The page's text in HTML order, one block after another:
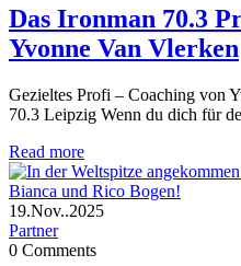
Das Ironman 70.3
Yvonne Van Vlerken
Gezieltes Profi – Coaching von
70.3 Leipzig Wenn du dich für
Read more
19.Nov..2025
Partner
0 Comments